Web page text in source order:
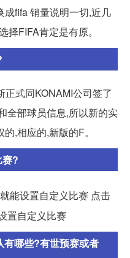
成fifa 销量说明一切,近几
择FIFA肯定是有原。
式同KONAMI公司签了
全部球员信息,所以新的实
,相应的,新版的F。
?
能设置自定义比赛 点击
置自定义比赛
哪些?有世预赛或者